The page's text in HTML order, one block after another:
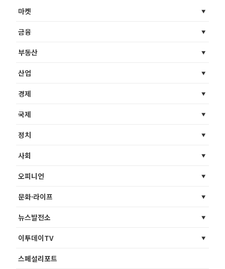
마켓
금융
부동산
산업
경제
국제
정치
사회
오피니언
문화·라이프
뉴스발전소
이투데이TV
스페셜리포트